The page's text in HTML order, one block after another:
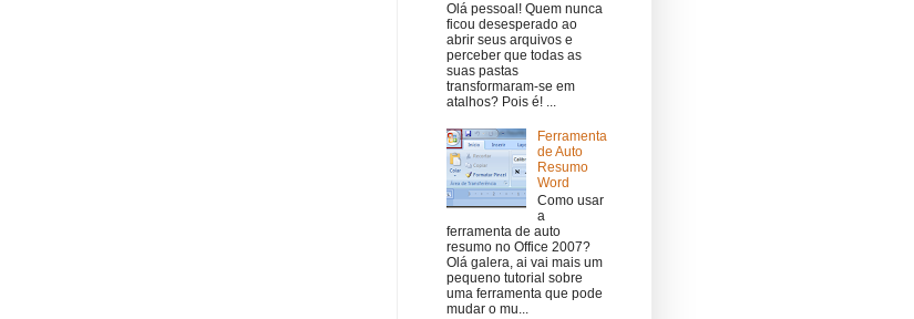
Olá pessoal! Quem nunca
ficou desesperado ao
abrir seus arquivos e
perceber que todas as
suas pastas
transformaram-se em
atalhos? Pois é! ...
Ferramenta
de Auto
Resumo
Word
Como usar
a
ferramenta de auto
resumo no Office 2007?
Olá galera, ai vai mais um
pequeno tutorial sobre
uma ferramenta que pode
mudar o mu...